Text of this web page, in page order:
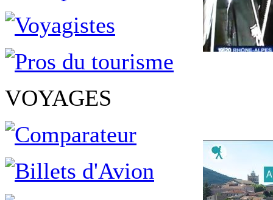
VOYAGES